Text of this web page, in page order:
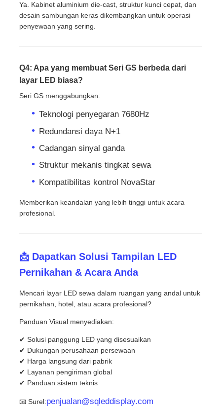
Ya. Kabinet aluminium die-cast, struktur kunci cepat, dan
desain sambungan keras dikembangkan untuk operasi
penyewaan yang sering.
Q4: Apa yang membuat Seri GS berbeda dari
layar LED biasa?
Seri GS menggabungkan:
Teknologi penyegaran 7680Hz
Redundansi daya N+1
Cadangan sinyal ganda
Struktur mekanis tingkat sewa
Kompatibilitas kontrol NovaStar
Memberikan keandalan yang lebih tinggi untuk acara
profesional.
📩 Dapatkan Solusi Tampilan LED
Pernikahan & Acara Anda
Mencari layar LED sewa dalam ruangan yang andal untuk
pernikahan, hotel, atau acara profesional?
Panduan Visual menyediakan:
✔ Solusi panggung LED yang disesuaikan
✔ Dukungan perusahaan persewaan
✔ Harga langsung dari pabrik
✔ Layanan pengiriman global
✔ Panduan sistem teknis
📧 Surel:penjualan@sqleddisplay.com